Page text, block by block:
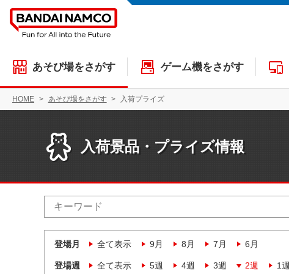
あそび場をさがす ゲーム機をさがす
HOME あそび場をさがす 入荷プライズ
入荷景品・プライズ情報
登場月 全て表示 9月 8月 7月 6月
登場週 全て表示 5週 4週 3週 2週 1週